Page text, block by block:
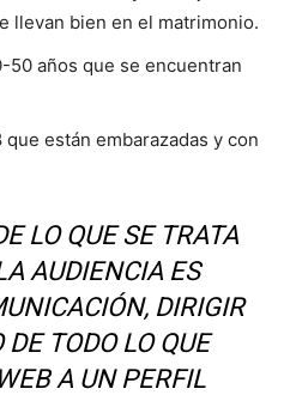
llevan bien en el matrimonio.
años que se encuentran
están embarazadas y con
LO QUE SE TRATA
AUDIENCIA ES
DIRIGIR
TODO LO QUE
A UN PERFIL